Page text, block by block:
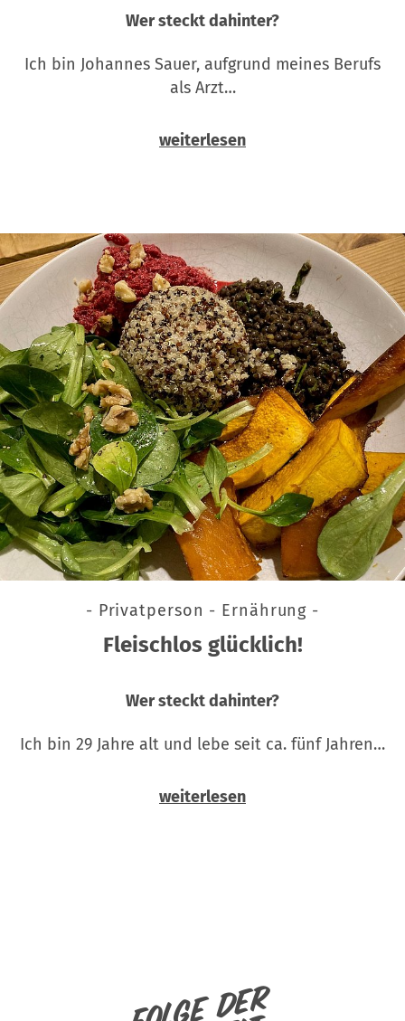
Wer steckt dahinter?
Ich bin Johannes Sauer, aufgrund meines Berufs
als Arzt…
weiterlesen
- Privatperson - Ernährung -
Fleischlos glücklich!
Wer steckt dahinter?
Ich bin 29 Jahre alt und lebe seit ca. fünf Jahren…
weiterlesen